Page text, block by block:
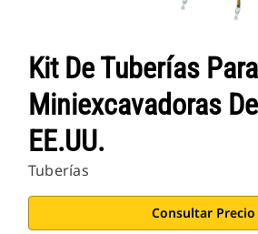
Kit De Tuberías Para
Miniexcavadoras
EE.UU.
Tuberías
Consultar Precio